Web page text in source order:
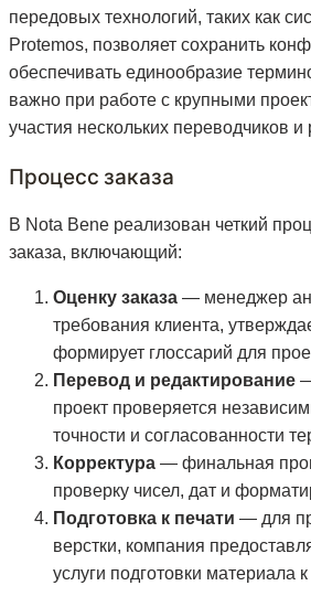
передовых технологий, таких как
Protemos, позволяет сохранить
обеспечивать единообразие
важно при работе с крупными
участия нескольких переводчиков и
Процесс заказа
В Nota Bene реализован четкий
заказа, включающий:
Оценку заказа — менеджер
требования клиента,
формирует глоссарий для
Перевод и редактирование
проект проверяется
точности и согласованности
Корректура — финальная
проверку чисел, дат и
Подготовка к печати — для
верстки, компания
услуги подготовки материала